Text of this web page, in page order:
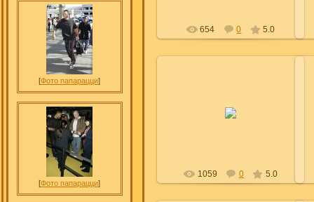
[Фото папарацци]
[Фото папарацци]
654 0 5.0
1059 0 5.0